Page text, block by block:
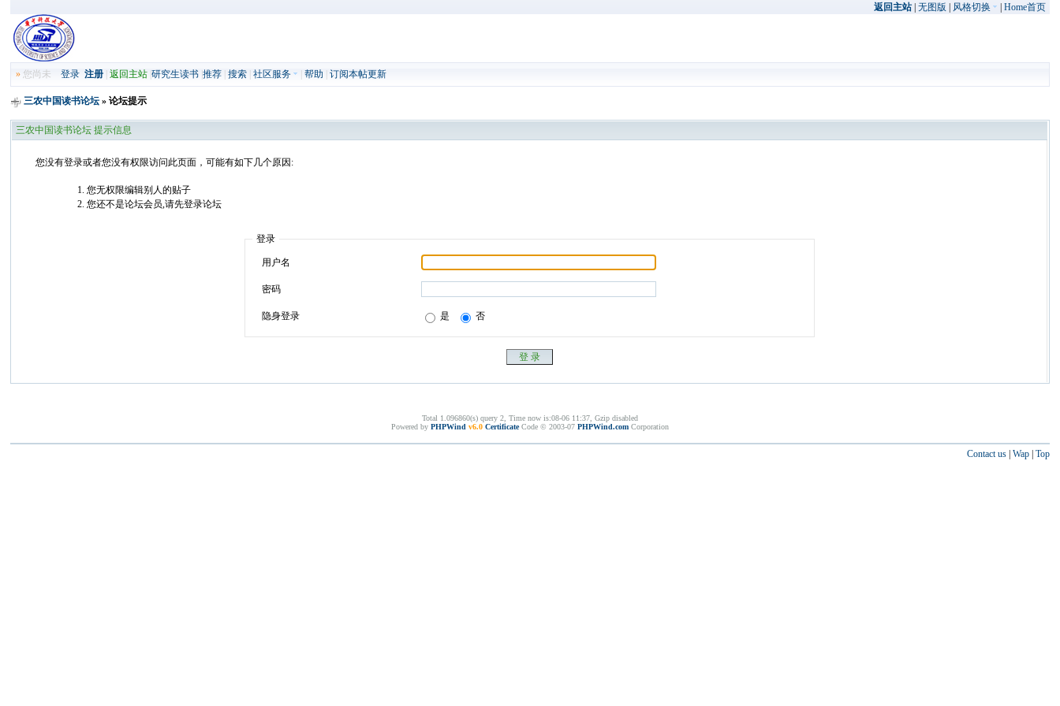
返回主站| 无图版 风格切换 Home首页
» 您尚未登录 注册 |返回主站 |研究生读书 |推荐 |搜索 |社区服务 |帮助 |订阅本帖更新
三农中国读书论坛 » 论坛提示
三农中国读书论坛 提示信息
您没有登录或者您没有权限访问此页面，可能有如下几个原因:
您无权限编辑别人的贴子
您还不是论坛会员,请先登录论坛
登录
用户名
密码
隐身登录 是 否
Total 1.096860(s) query 2, Time now is:08-06 11:37, Gzip disabled
Powered by PHPWind v6.0 CertificateCode © 2003-07 PHPWind.com Corporation
Contact us| Wap| Top